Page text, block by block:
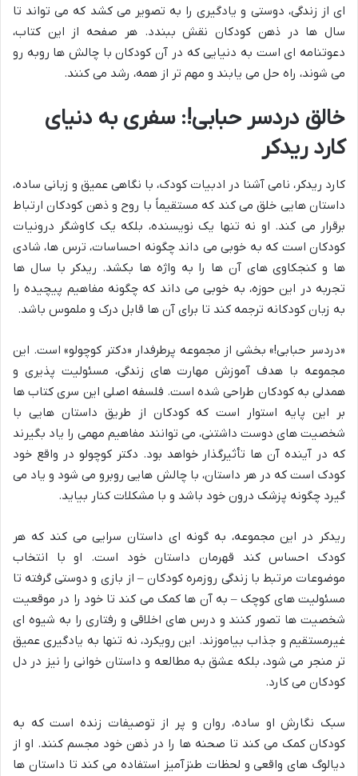
ای از زندگی، دوستی و یادگیری را به تصویر می کشد که می تواند تا
سال ها در ذهن کودکان نقش ببندد. هر صفحه از این کتاب،
دعوتنامه ای است به دنیایی که در آن کودکان با چالش ها روبه رو
می شوند، راه حل می یابند و مهم تر از همه، رشد می کنند.
خالق دردسر حبابی!: سفری به دنیای
کارد ریدکر
کارد ریدکر، نامی آشنا در ادبیات کودک، با نگاهی عمیق و زبانی ساده،
داستان هایی خلق می کند که مستقیماً با روح و ذهن کودکان ارتباط
برقرار می کند. او نه تنها یک نویسنده، بلکه یک کاوشگر درونیات
کودکان است که به خوبی می داند چگونه احساسات، ترس ها، شادی
ها و کنجکاوی های آن ها را به واژه ها بکشد. ریدکر با سال ها
تجربه در این حوزه، به خوبی می داند که چگونه مفاهیم پیچیده را
به زبان کودکانه ترجمه کند تا برای آن ها قابل درک و ملموس باشد.
«دردسر حبابی!» بخشی از مجموعه پرطرفدار «دکتر کوچولو» است. این
مجموعه با هدف آموزش مهارت های زندگی، مسئولیت پذیری و
همدلی به کودکان طراحی شده است. فلسفه اصلی این سری کتاب ها
بر این پایه استوار است که کودکان از طریق داستان هایی با
شخصیت های دوست داشتنی، می توانند مفاهیم مهمی را یاد بگیرند
که در آینده آن ها تأثیرگذار خواهد بود. دکتر کوچولو در واقع خود
کودک است که در هر داستان، با چالش هایی روبرو می شود و یاد می
گیرد چگونه پزشک درون خود باشد و با مشکلات کنار بیاید.
ریدکر در این مجموعه، به گونه ای داستان سرایی می کند که هر
کودک احساس کند قهرمان داستان خود است. او با انتخاب
موضوعات مرتبط با زندگی روزمره کودکان – از بازی و دوستی گرفته تا
مسئولیت های کوچک – به آن ها کمک می کند تا خود را در موقعیت
شخصیت ها تصور کنند و درس های اخلاقی و رفتاری را به شیوه ای
غیرمستقیم و جذاب بیاموزند. این رویکرد، نه تنها به یادگیری عمیق
تر منجر می شود، بلکه عشق به مطالعه و داستان خوانی را نیز در دل
کودکان می کارد.
سبک نگارش او ساده، روان و پر از توصیفات زنده است که به
کودکان کمک می کند تا صحنه ها را در ذهن خود مجسم کنند. او از
دیالوگ های واقعی و لحظات طنزآمیز استفاده می کند تا داستان ها